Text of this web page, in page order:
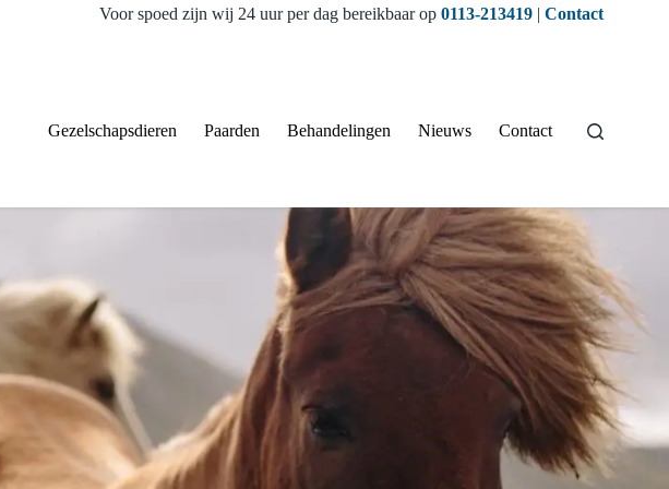
Voor spoed zijn wij 24 uur per dag bereikbaar op 0113-213419 | Contact
Gezelschapsdieren Paarden Behandelingen Nieuws Contact